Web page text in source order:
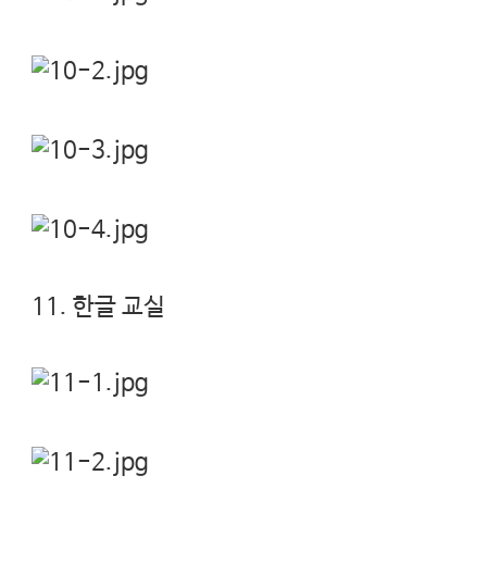
11. 한글 교실